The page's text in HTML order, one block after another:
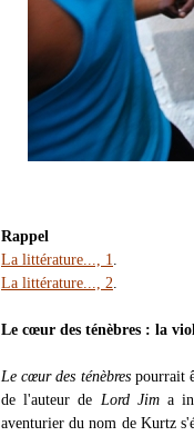
Rappel
La littérature..., 1
La littérature..., 2
Le cœur des ténèbres : la
Le cœur des ténèbrespourrait
de l'auteur de Lord Jima
aventurier du nom de Kurtz